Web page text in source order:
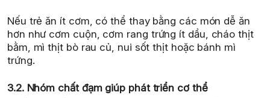
Nếu trẻ ăn ít cơm, có thể thay bằng các món dễ ăn
hơn như cơm cuộn, cơm rang trứng ít dầu, cháo thịt
bằm, mì thịt bò rau củ, nui sốt thịt hoặc bánh mì
trứng.
3.2. Nhóm chất đạm giúp phát triển cơ thể